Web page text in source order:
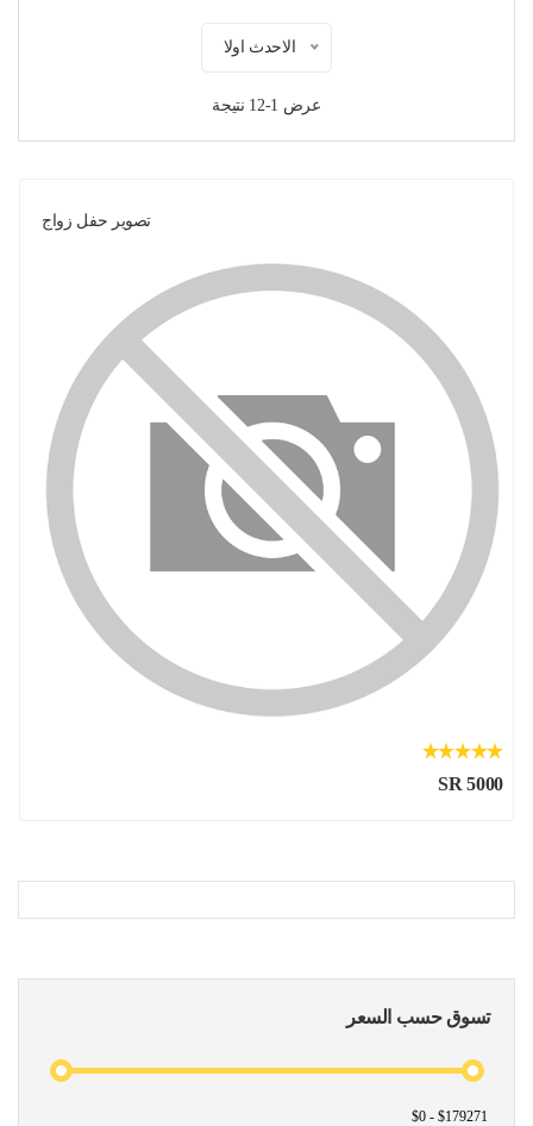
تسوق حسب السعر
الاحدث اولا
عرض 1-12 نتيجة
تصوير حفل زواج
SR 5000